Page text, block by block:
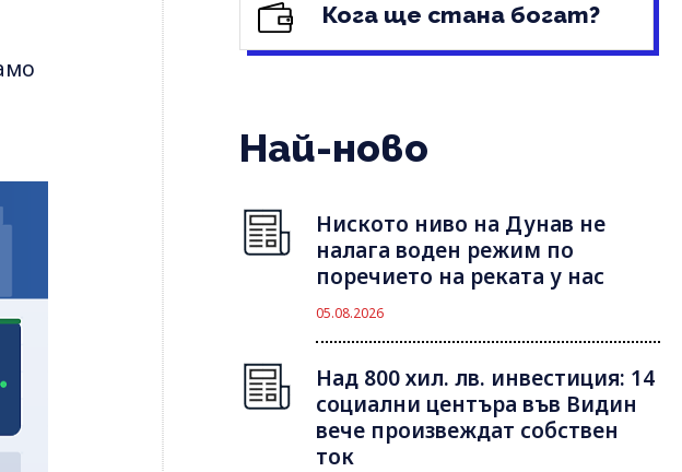
Кога ще стана богат?
Най-ново
Ниското ниво на Дунав не
налага воден режим по
поречието на реката у нас
05.08.2026
Над 800 хил. лв. инвестиция: 14
социални центъра във Видин
вече произвеждат собствен
ток